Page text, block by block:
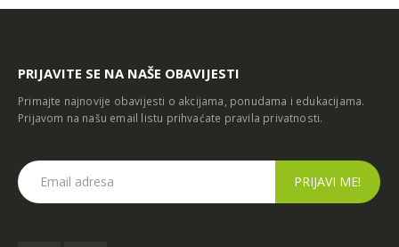
PRIJAVITE SE NA NAŠE OBAVIJESTI
Primajte najnovije obavijesti o akcijama, ponudama i edukacijama.
Prijavom na našu email listu prihvaćate pravila privatnosti.